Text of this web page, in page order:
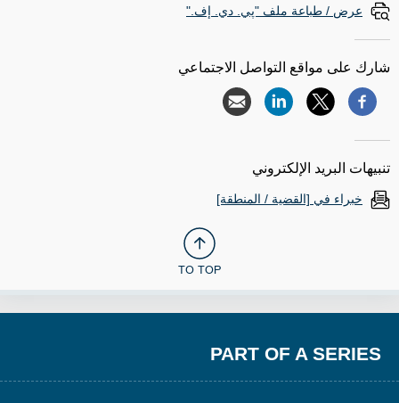
عرض / طباعة ملف "پي. دي. إف."
شارك على مواقع التواصل الاجتماعي
تنبيهات البريد الإلكتروني
خبراء في [القضية / المنطقة]
TO TOP
PART OF A SERIES